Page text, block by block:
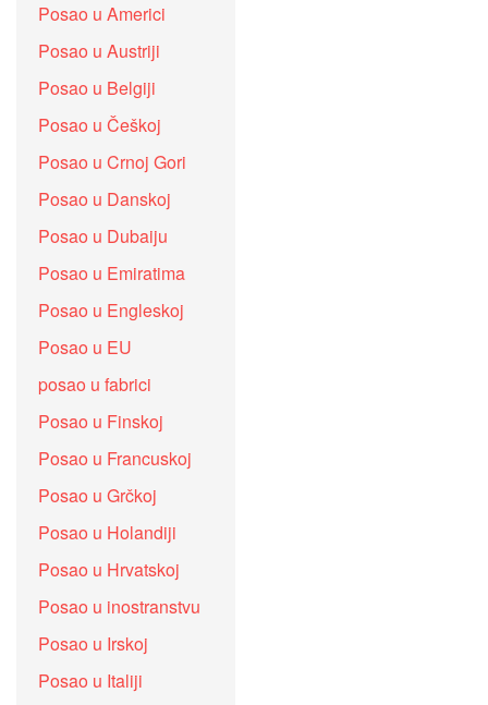
Posao u Americi
Posao u Austriji
Posao u Belgiji
Posao u Češkoj
Posao u Crnoj Gori
Posao u Danskoj
Posao u Dubaiju
Posao u Emiratima
Posao u Engleskoj
Posao u EU
posao u fabrici
Posao u Finskoj
Posao u Francuskoj
Posao u Grčkoj
Posao u Holandiji
Posao u Hrvatskoj
Posao u inostranstvu
Posao u Irskoj
Posao u Italiji